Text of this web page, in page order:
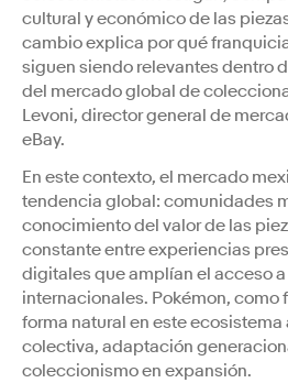
cultural y económico de las
cambio explica por qué
siguen siendo relevantes dentro
del mercado global de
Levoni, director general de
eBay.
En este contexto, el mercado
tendencia global: comunidades
conocimiento del valor de las
constante entre experiencias
digitales que amplían el acceso
internacionales. Pokémon, como
forma natural en este
colectiva, adaptación
coleccionismo en expansión.